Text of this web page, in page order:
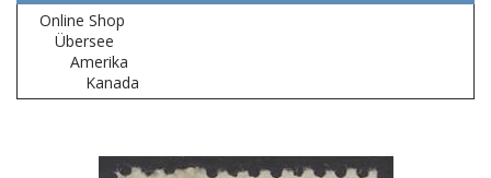
Online Shop
Übersee
Amerika
Kanada